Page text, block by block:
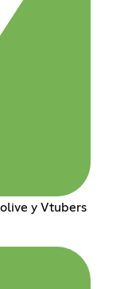
y Vtubers